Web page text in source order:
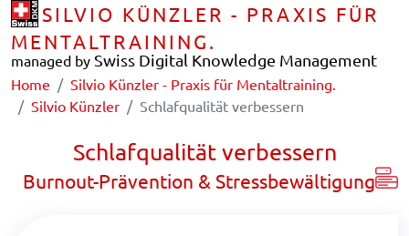
SILVIO KÜNZLER - PRAXIS FÜR
MENTALTRAINING.
managed by Swiss Digital Knowledge Management
Home
Silvio Künzler - Praxis für Mentaltraining.
Silvio Künzler
Schlafqualität verbessern
Schlafqualität verbessern
Burnout-Prävention & Stressbewältigung